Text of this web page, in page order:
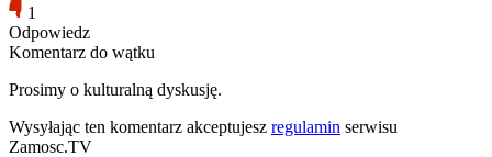
1
Odpowiedz
Komentarz do wątku
Prosimy o kulturalną dyskusję.
Wysyłając ten komentarz akceptujesz regulamin serwisu
Zamosc.TV